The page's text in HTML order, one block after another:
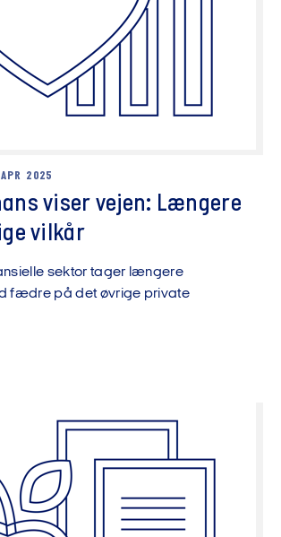
2025
viser vejen: Længere
vilkår
sektor tager længere
fædre på det øvrige private